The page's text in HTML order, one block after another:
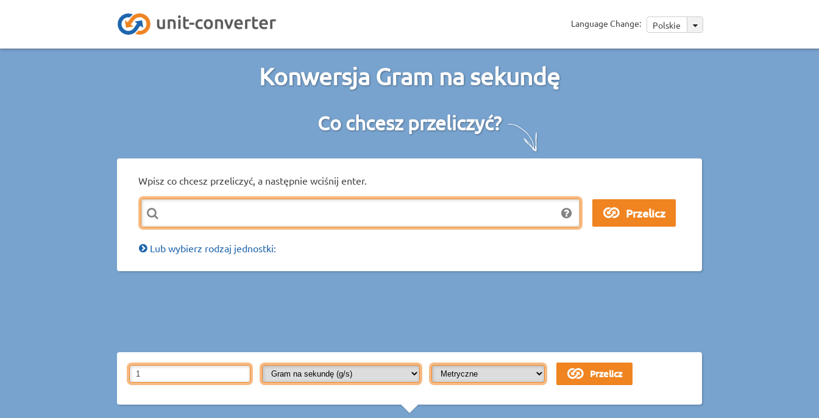
Language Change: Polskie
Konwersja Gram na sekundę
Co chcesz przeliczyć?
Wpisz co chcesz przeliczyć, a następnie wciśnij enter.
Lub wybierz rodzaj jednostki: